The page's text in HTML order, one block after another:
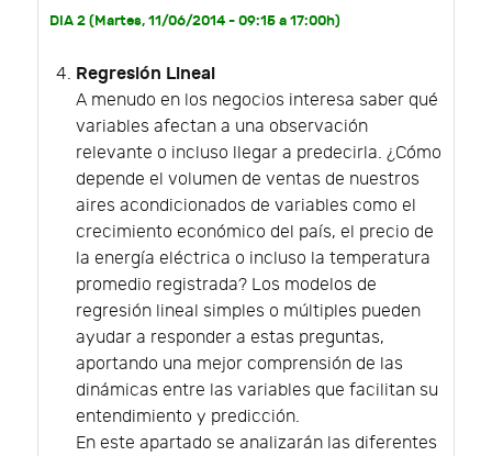
DIA 2 (Martes, 11/06/2014 - 09:15 a 17:00h)
Regresión Lineal
A menudo en los negocios interesa saber qué
variables afectan a una observación
relevante o incluso llegar a predecirla. ¿Cómo
depende el volumen de ventas de nuestros
aires acondicionados de variables como el
crecimiento económico del país, el precio de
la energía eléctrica o incluso la temperatura
promedio registrada? Los modelos de
regresión lineal simples o múltiples pueden
ayudar a responder a estas preguntas,
aportando una mejor comprensión de las
dinámicas entre las variables que facilitan su
entendimiento y predicción.
En este apartado se analizarán las diferentes